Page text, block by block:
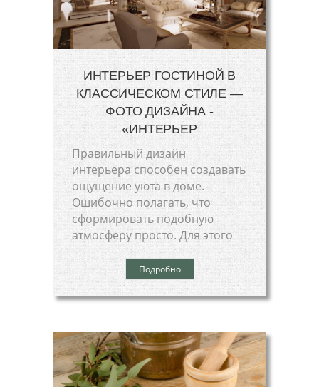
ИНТЕРЬЕР ГОСТИНОЙ В
КЛАССИЧЕСКОМ СТИЛЕ —
ФОТО ДИЗАЙНА -
«ИНТЕРЬЕР
Правильный дизайн
интерьера способен создавать
ощущение уюта в доме.
Ошибочно полагать, что
сформировать подобную
атмосферу просто. Для этого
Подробно